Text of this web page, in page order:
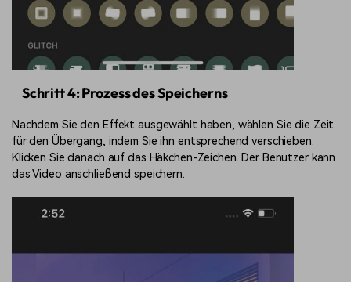
Schritt 4: Prozess des Speicherns
Nachdem Sie den Effekt ausgewählt haben, wählen Sie die Zeit
für den Übergang, indem Sie ihn entsprechend verschieben.
Klicken Sie danach auf das Häkchen-Zeichen. Der Benutzer kann
das Video anschließend speichern.